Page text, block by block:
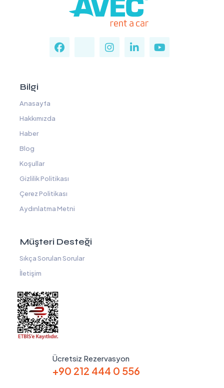
Bilgi
Anasayfa
Hakkımızda
Haber
Blog
Koşullar
Gizlilik Politikası
Çerez Politikası
Aydınlatma Metni
Müşteri Desteği
Sıkça Sorulan Sorular
İletişim
Ücretsiz Rezervasyon
+90 212 444 0 556